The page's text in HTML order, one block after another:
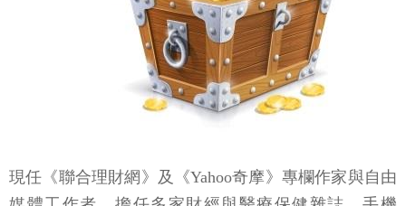
現任《聯合理財網》及《Yahoo奇摩》專欄作家與自由